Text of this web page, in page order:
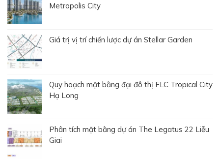
Metropolis City
Giá trị vị trí chiến lược dự án Stellar Garden
Quy hoạch mặt bằng đại đô thị FLC Tropical City
Hạ Long
Phân tích mặt bằng dự án The Legatus 22 Liễu
Giai